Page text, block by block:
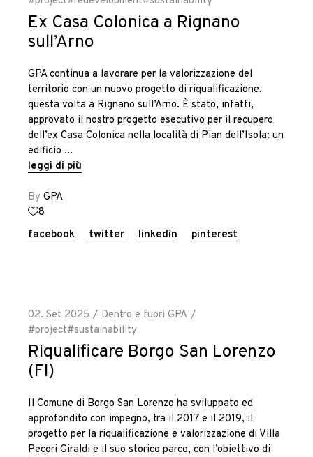
Ex Casa Colonica a Rignano
sull’Arno
GPA continua a lavorare per la valorizzazione del
territorio con un nuovo progetto di riqualificazione,
questa volta a Rignano sull’Arno. È stato, infatti,
approvato il nostro progetto esecutivo per il recupero
dell’ex Casa Colonica nella località di Pian dell’Isola: un
edificio
leggi di più
By GPA
8
facebook
twitter linkedin pinterest
02. Set 2025
Dentro e fuori GPA
#project#sustainability
Riqualificare Borgo San Lorenzo
(FI)
Il Comune di Borgo San Lorenzo ha sviluppato ed
approfondito con impegno, tra il 2017 e il 2019, il
progetto per la riqualificazione e valorizzazione di Villa
Pecori Giraldi e il suo storico parco, con l’obiettivo di